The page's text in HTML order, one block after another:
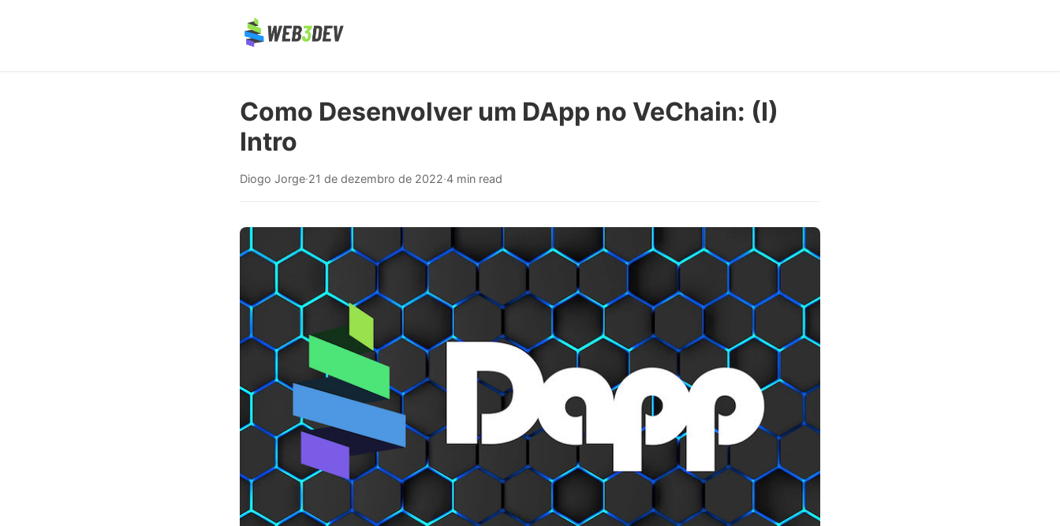
Como Desenvolver um DApp no VeChain: (I)
Intro
Diogo Jorge·21 de dezembro de 2022·4 min read